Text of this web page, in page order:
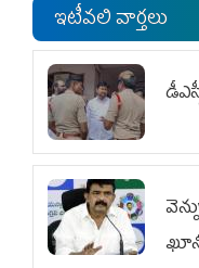
ఇటీవలి వార్తలు